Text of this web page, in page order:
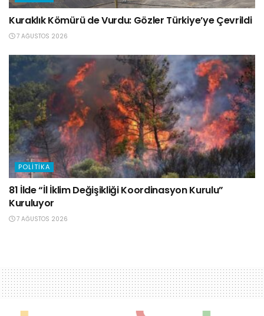
Kuraklık Kömürü de Vurdu: Gözler Türkiye’ye Çevrildi
7 AĞUSTOS 2026
POLITIKA
81 İlde “İl İklim Değişikliği Koordinasyon Kurulu”
Kuruluyor
7 AĞUSTOS 2026